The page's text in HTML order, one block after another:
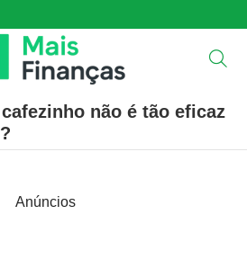
não é tão eficaz
Anúncios